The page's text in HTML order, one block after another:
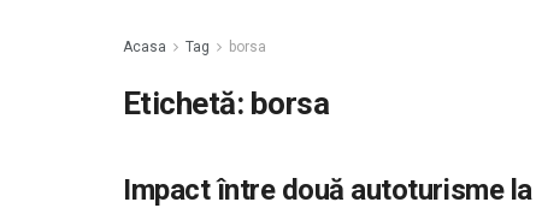
Acasa Tag borsa
Etichetă: borsa
Impact între două autoturisme